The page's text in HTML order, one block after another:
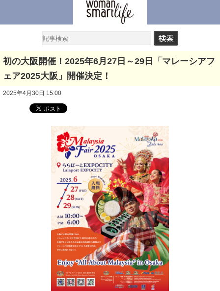
初の大阪開催！2025年6月27日～29日「マレーシアフ
ェア2025大阪」開催決定！
2025年4月30日 15:00